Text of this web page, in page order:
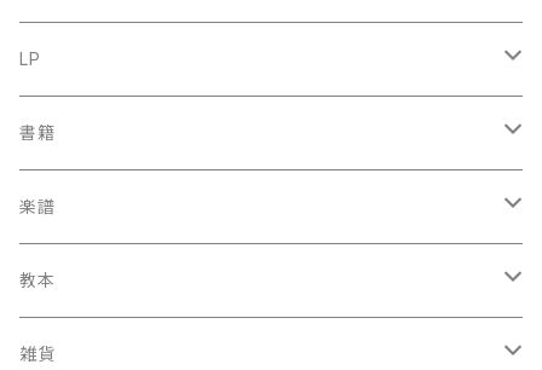
古楽
中古CD
鍋島元子関連CD
古楽以外
中古CD
LP
古楽
中古LP
鍋島元子関連LP
古楽以外
中古LP
書籍
古楽関係
中古本
新古本
古楽以外
中古本
中古本
楽譜
古楽関係
スコア
古楽以外
教本
古楽関係
雑貨